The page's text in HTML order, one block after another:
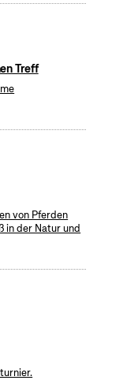
Treff
von Pferden
in der Natur und